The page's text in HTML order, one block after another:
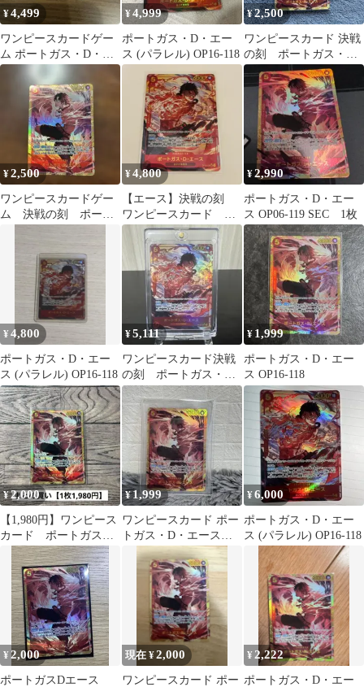
¥4,499
ワンピースカードゲー
ム ポートガス・D・エ
ース OP16-118 SECパラ
¥4,999
ポートガス・D・エー
ス (パラレル) OP16-118
¥2,500
ワンピースカード 決戦
の刻 ポートガス・
D・エース SEC 美品
¥2,500
ワンピースカードゲー
ム 決戦の刻 ポート
¥4,800
【エース】決戦の刻
ワンピースカード
(パラレル) OP16-118
¥2,990
ポートガス・D・エー
ス OP06-119 SEC 1枚
¥4,800
ポートガス・D・エー
ス (パラレル) OP16-118
¥5,111
ワンピースカード決戦
の刻 ポートガス・
D・エース SECパラレ
ルOP16-118
¥ 1,999
ポートガス・D・エー
ス OP16-118
¥2,000
【1,980円】ワンピース
カード ポートガス・
D・エース SEC 【在
庫1枚】
¥1,999
ワンピースカード ポー
トガス・D・エース
SEC 決戦の刻
¥6,000
ポートガス・D・エー
ス (パラレル) OP16-118
¥ 2,000
ポートガスDエース
現在 ¥2,000
ワンピースカード ポー
¥ 2,222
ポートガス・D・エー